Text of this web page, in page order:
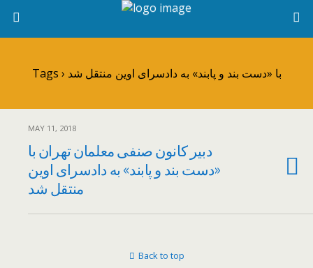
Tags › با «دست بند و پابند» به دادسرای اوین منتقل شد
MAY 11, 2018
دبیر کانون صنفی معلمان تهران با
«دست بند و پابند» به دادسرای اوین
منتقل شد
Back to top